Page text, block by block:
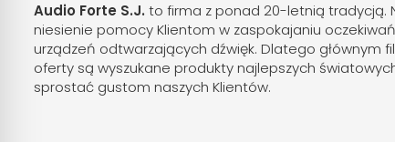
Audio Forte S.J. to firma z ponad 20-letnią tradycją.
niesienie pomocy Klientom w zaspokajaniu
urządzeń odtwarzających dźwięk. Dlatego głównym
oferty są wyszukane produkty najlepszych
sprostać gustom naszych Klientów.